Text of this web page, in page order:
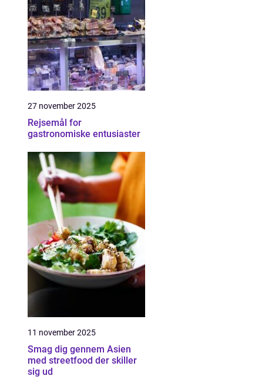
27 november 2025
Rejsemål for
gastronomiske entusiaster
11 november 2025
Smag dig gennem Asien
med streetfood der skiller
sig ud